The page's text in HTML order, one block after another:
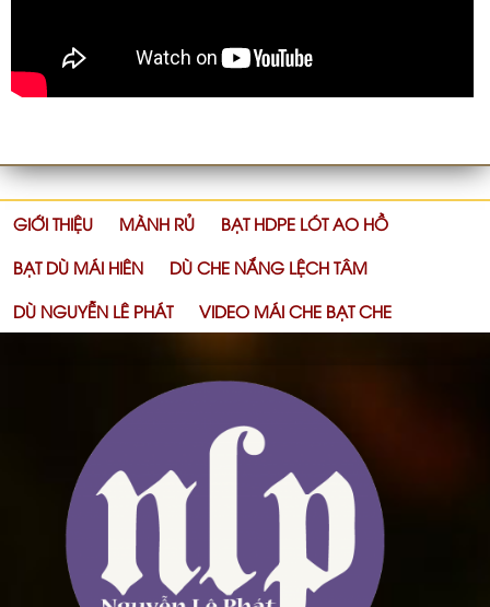
GIỚI THIỆU MÀNH RỦ
BẠT HDPE LÓT AO HỒ
BẠT DÙ MÁI HIÊN
DÙ CHE NẮNG LỆCH TÂM
DÙ NGUYỄN LÊ PHÁT
VIDEO MÁI CHE BẠT CHE